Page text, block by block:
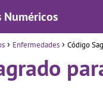
Numéricos
Enfermedades Código